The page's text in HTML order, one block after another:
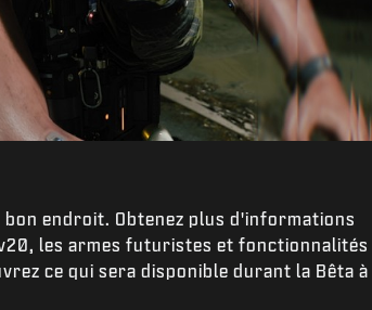
endroit. Obtenez plus d'informations
les armes futuristes et fonctionnalités
ce qui sera disponible durant la Bêta à